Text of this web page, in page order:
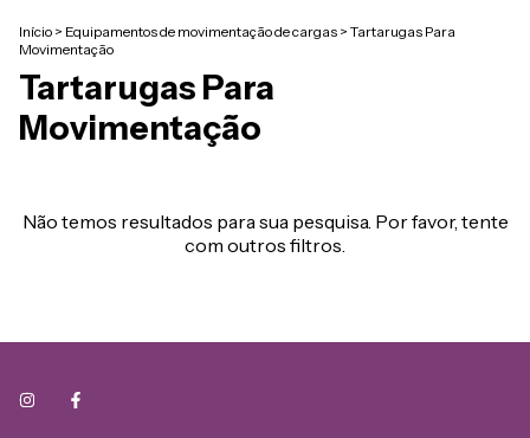
Início > Equipamentos de movimentação de cargas > Tartarugas Para
Movimentação
Tartarugas Para
Movimentação
Não temos resultados para sua pesquisa. Por favor, tente
com outros filtros.